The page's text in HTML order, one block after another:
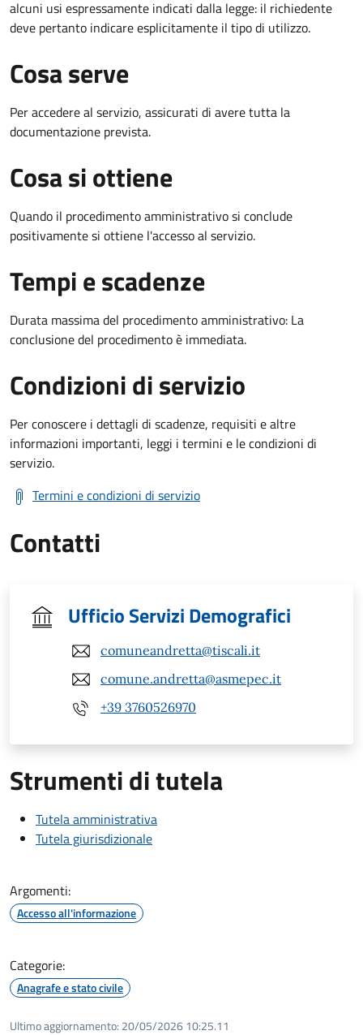
alcuni usi espressamente indicati dalla legge: il richiedente
deve pertanto indicare esplicitamente il tipo di utilizzo.
Cosa serve
Per accedere al servizio, assicurati di avere tutta la
documentazione prevista.
Cosa si ottiene
Quando il procedimento amministrativo si conclude
positivamente si ottiene l'accesso al servizio.
Tempi e scadenze
Durata massima del procedimento amministrativo: La
conclusione del procedimento è immediata.
Condizioni di servizio
Per conoscere i dettagli di scadenze, requisiti e altre
informazioni importanti, leggi i termini e le condizioni di
servizio.
Termini e condizioni di servizio
Contatti
Ufficio Servizi Demografici
comuneandretta@tiscali.it
comune.andretta@asmepec.it
+39 3760526970
Strumenti di tutela
Tutela amministrativa
Tutela giurisdizionale
Argomenti:
Accesso all'informazione
Categorie:
Anagrafe e stato civile
Ultimo aggiornamento: 20/05/2026 10:25.11